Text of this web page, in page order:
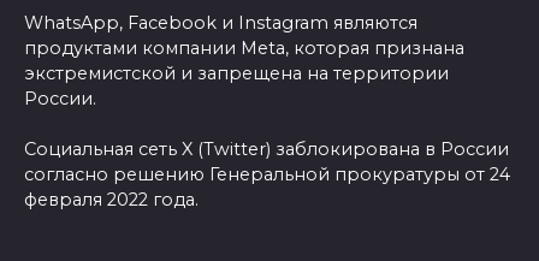
WhatsApp, Facebook и Instagram являются
продуктами компании Meta, которая признана
экстремистской и запрещена на территории
России.
Социальная сеть X (Twitter) заблокирована в России
согласно решению Генеральной прокуратуры от 24
февраля 2022 года.